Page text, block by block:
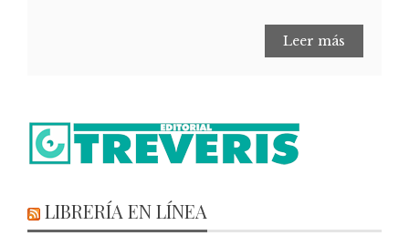
Leer más
LIBRERÍA EN LÍNEA